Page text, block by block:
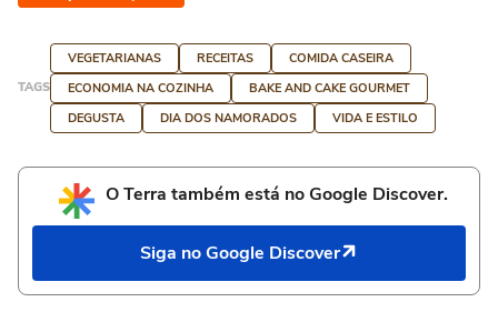
TAGS
VEGETARIANAS RECEITAS
COMIDA CASEIRA
ECONOMIA NA COZINHA
BAKE AND CAKE GOURMET
DEGUSTA
DIA DOS NAMORADOS VIDA E ESTILO
O Terra também está no Google Discover.
Siga no Google Discover